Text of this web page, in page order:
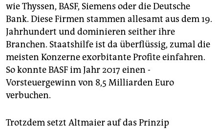
wie Thyssen, BASF, Siemens oder die Deutsche
Bank. Diese Firmen stammen allesamt aus dem 19.
Jahrhundert und dominieren seither ihre
Branchen. Staatshilfe ist da überflüssig, zumal die
meisten Konzerne exorbitante Profite einfahren.
So konnte BASF im Jahr 2017 einen ­
Vorsteuergewinn von 8,5 Milliarden Euro
verbuchen.
Trotzdem setzt Altmaier auf das Prinzip